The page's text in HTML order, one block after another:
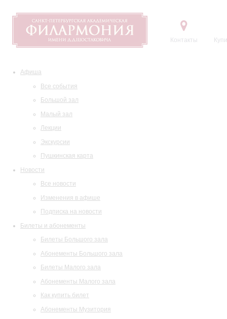
Контакты
Афиша
Все события
Большой зал
Малый зал
Лекции
Экскурсии
Пушкинская карта
Новости
Все новости
Изменения в афише
Подписка на новости
Билеты и абонементы
Билеты Большого зала
Абонементы Большого зала
Билеты Малого зала
Абонементы Малого зала
Как купить билет
Абонементы Музитория